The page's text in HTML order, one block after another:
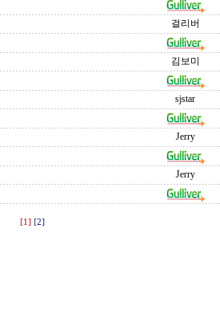
걸리버
김보미
sjstar
Jerry
Jerry
[1] [2]